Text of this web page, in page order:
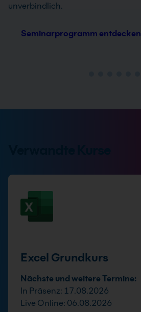
unverbindlich.
Seminarprogramm entdecken
Excel Grundkurs
Nächste und weitere Termine:
In Präsenz: 17.08.2026
Live Online: 06.08.2026